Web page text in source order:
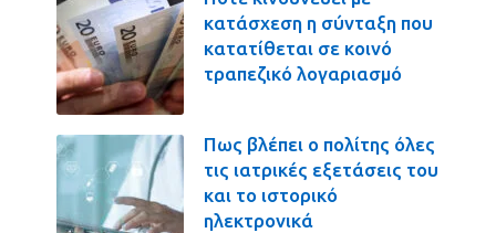
κατάσχεση η σύνταξη που
κατατίθεται σε κοινό
τραπεζικό λογαριασμό
Πως βλέπει ο πολίτης όλες
τις ιατρικές εξετάσεις του
και το ιστορικό
ηλεκτρονικά